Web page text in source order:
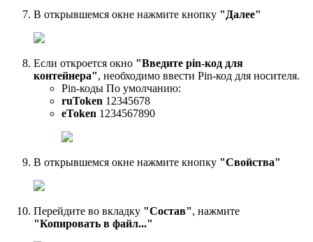
В открывшемся окне нажмите кнопку "Далее"
Если откроется окно "Введите pin-код для
контейнера", необходимо ввести Pin-код для носителя.
Pin-коды По умолчанию:
ruToken 12345678
eToken 1234567890
В открывшемся окне нажмите кнопку "Свойства"
Перейдите во вкладку "Состав", нажмите
"Копировать в файл..."